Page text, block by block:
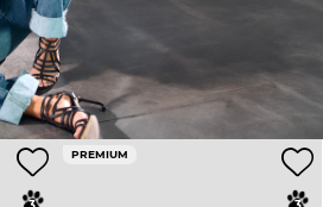
PREMIUM